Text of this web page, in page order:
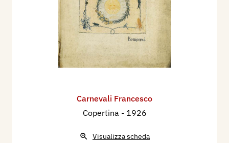
Carnevali Francesco
Copertina - 1926
Visualizza scheda